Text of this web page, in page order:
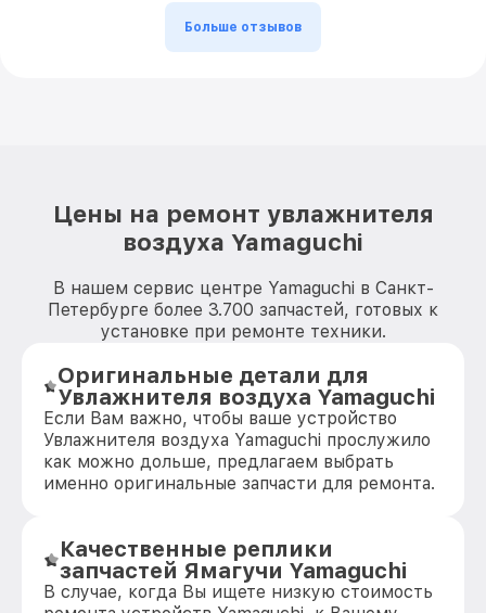
Больше отзывов
Цены на ремонт увлажнителя
воздуха Yamaguchi
В нашем сервис центре Yamaguchi в Санкт-
Петербурге более 3.700 запчастей, готовых к
установке при ремонте техники.
Оригинальные детали для
Увлажнителя воздуха Yamaguchi
Если Вам важно, чтобы ваше устройство
Увлажнителя воздуха Yamaguchi прослужило
как можно дольше, предлагаем выбрать
именно оригинальные запчасти для ремонта.
Качественные реплики
запчастей Ямагучи Yamaguchi
В случае, когда Вы ищете низкую стоимость